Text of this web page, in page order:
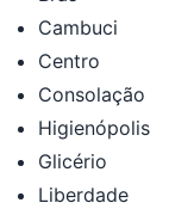
Cambuci
Centro
Consolação
Higienópolis
Glicério
Liberdade